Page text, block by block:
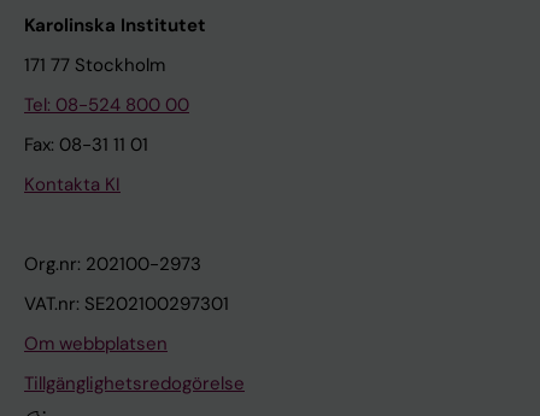
Karolinska Institutet
171 77 Stockholm
Tel: 08-524 800 00
Fax: 08-31 11 01
Kontakta KI
Org.nr: 202100-2973
VAT.nr: SE202100297301
Om webbplatsen
Tillgänglighetsredogörelse